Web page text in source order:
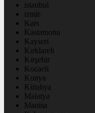
istanbul
izmir
Kars
Kastamonu
Kayseri
Kırklareli
Kırşehir
Kocaeli
Konya
Kütahya
Malatya
Manisa